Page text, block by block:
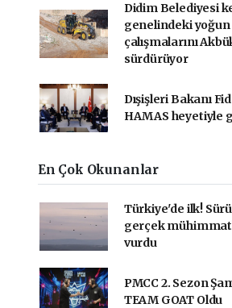
Didim Belediyesi
genelindeki yoğun
çalışmalarını
sürdürüyor
Dışişleri Bakanı
HAMAS heyetiyle
En Çok Okunanlar
Türkiye'de ilk!
gerçek
vurdu
PMCC 2. Sezon
TEAM GOAT Oldu